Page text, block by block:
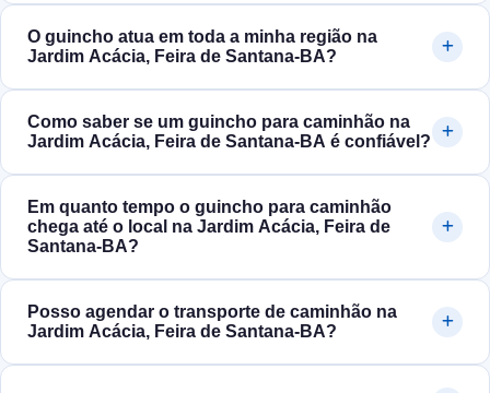
O guincho atua em toda a minha região na
Jardim Acácia, Feira de Santana‑BA?
Como saber se um guincho para caminhão na
Jardim Acácia, Feira de Santana‑BA é confiável?
Em quanto tempo o guincho para caminhão
chega até o local na Jardim Acácia, Feira de
Santana‑BA?
Posso agendar o transporte de caminhão na
Jardim Acácia, Feira de Santana‑BA?